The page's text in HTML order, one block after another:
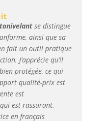
et stables.
livré avec des
laser pour
vos yeux et
facilement le laser
plein soleil. 【
NIVELLEMENT &
ALIGNEMENT 】
rotation du niveau
est autocontrôlée
aligner et ajuster
se distingue
ainsi que sa
fait un outil pratique
J’apprécie qu’il
protégée, ce qui
qualité-prix est
est
est rassurant.
en français